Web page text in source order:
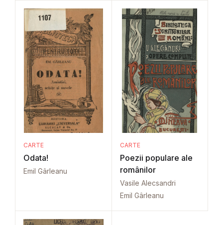
CARTE
Odata!
Emil Gârleanu
CARTE
Poezii populare ale
românilor
Vasile Alecsandri
Emil Gârleanu